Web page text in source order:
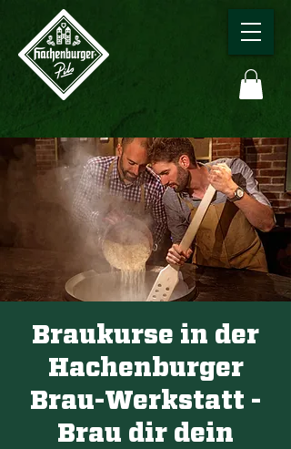
Braukurse in der
Hachenburger
Brau-Werkstatt -
Brau dir dein